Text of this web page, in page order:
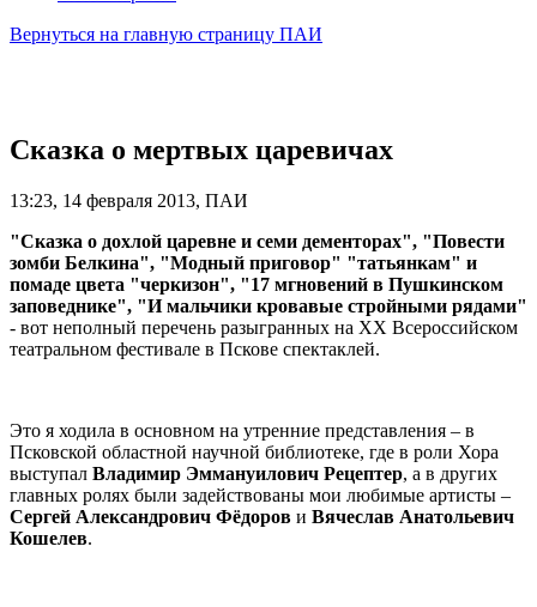
Вернуться на главную страницу ПАИ
Сказка о мертвых царевичах
13:23, 14 февраля 2013, ПАИ
"Сказка о дохлой царевне и семи дементорах", "Повести
зомби Белкина", "Модный приговор" "татьянкам" и
помаде цвета "черкизон", "17 мгновений в Пушкинском
заповеднике", "И мальчики кровавые стройными рядами"
- вот неполный перечень разыгранных на XX Всероссийском
театральном фестивале в Пскове спектаклей.
Это я ходила в основном на утренние представления – в
Псковской областной научной библиотеке, где в роли Хора
выступал Владимир Эммануилович Рецептер, а в других
главных ролях были задействованы мои любимые артисты –
Сергей Александрович Фёдоров и Вячеслав Анатольевич
Кошелев.